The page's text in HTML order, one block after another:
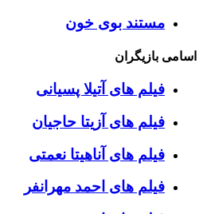
مستند بوی خون
اسامی بازیگران
فیلم های آتیلا پسیانی
فیلم های آزیتا حاجیان
فیلم های آناهیتا نعمتی
فیلم های احمد مهرانفر